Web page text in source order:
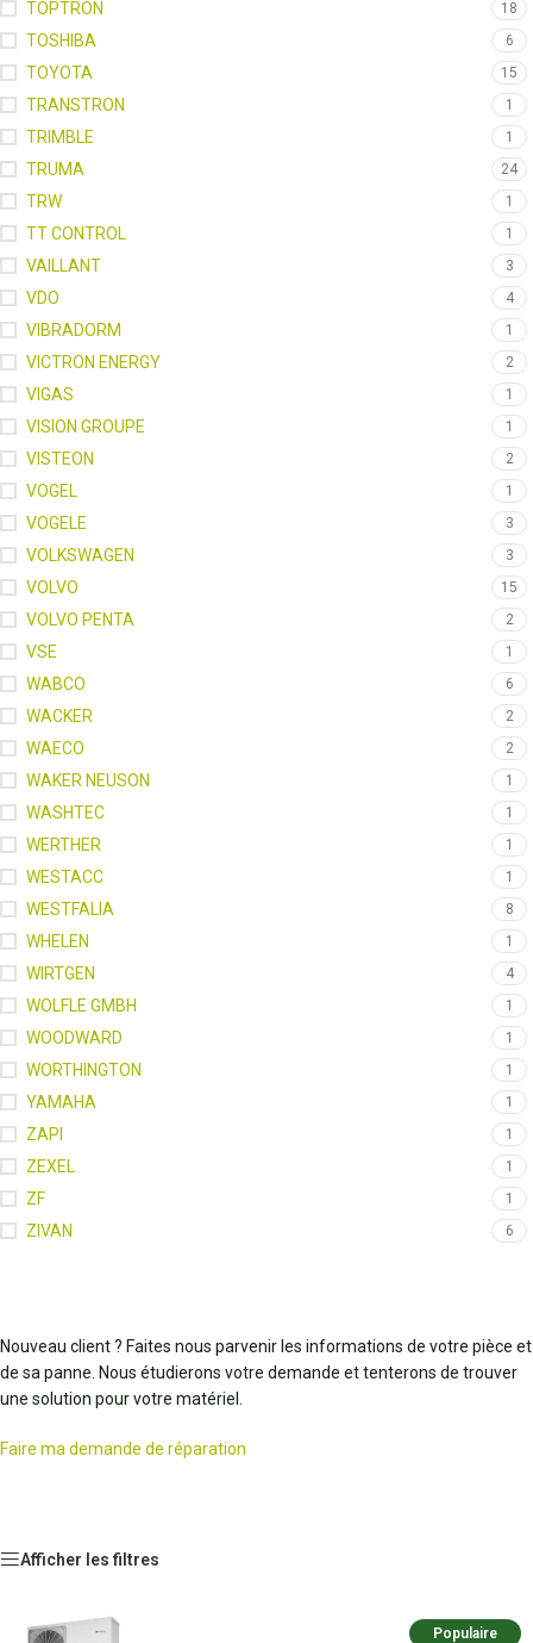
TOPTRON 18
TOSHIBA 6
TOYOTA 15
TRANSTRON 1
TRIMBLE 1
TRUMA 24
TRW 1
TT CONTROL 1
VAILLANT 3
VDO 4
VIBRADORM 1
VICTRON ENERGY 2
VIGAS 1
VISION GROUPE 1
VISTEON 2
VOGEL 1
VOGELE 3
VOLKSWAGEN 3
VOLVO 15
VOLVO PENTA 2
VSE 1
WABCO 6
WACKER 2
WAECO 2
WAKER NEUSON 1
WASHTEC 1
WERTHER 1
WESTACC 1
WESTFALIA 8
WHELEN 1
WIRTGEN 4
WOLFLE GMBH 1
WOODWARD 1
WORTHINGTON 1
YAMAHA 1
ZAPI 1
ZEXEL 1
ZF 1
ZIVAN 6
Nouveau client ? Faites nous parvenir les informations de votre pièce et
de sa panne. Nous étudierons votre demande et tenterons de trouver
une solution pour votre matériel.
Faire ma demande de réparation
Afficher les filtres
Populaire